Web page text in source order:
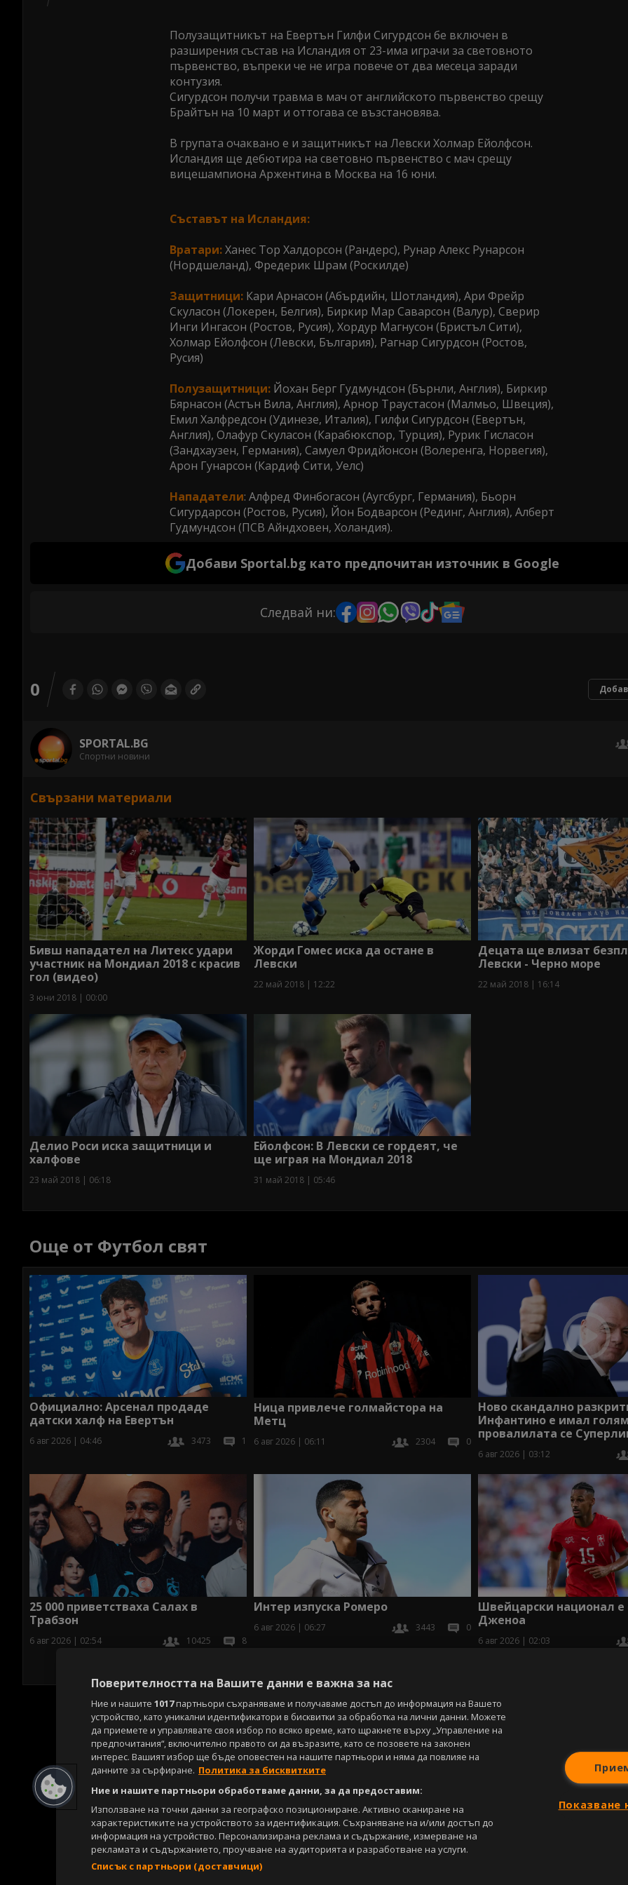
Полузащитникът на Евертън Гилфи Сигурдсон бе включен в
разширения състав на Исландия от 23-има играчи за световното
първенство, въпреки че не игра повече от два месеца заради
контузия.
Сигурдсон получи травма в мач от английското първенство срещу
Брайтън на 10 март и оттогава се възстановява.
В групата очаквано е и защитникът на Левски Холмар Ейолфсон.
Исландия ще дебютира на световно първенство с мач срещу
вицешампиона Аржентина в Москва на 16 юни.
Съставът на Исландия:
Вратари:Ханес Тор Халдорсон (Рандерс), Рунар Алекс Рунарсон
(Нордшеланд), Фредерик Шрам (Роскилде)
Защитници: Кари Арнасон (Абърдийн, Шотландия), Ари Фрейр
Скуласон (Локерен, Белгия), Биркир Мар Саварсон (Валур), Сверир
Инги Ингасон (Ростов, Русия), Хордур Магнусон (Бристъл Сити),
Холмар Ейолфсон (Левски, България), Рагнар Сигурдсон (Ростов,
Русия)
Полузащитници: Йохан Берг Гудмундсон (Бърнли, Англия), Биркир
Бярнасон (Астън Вила, Англия), Арнор Траустасон (Малмьо, Швеция),
Емил Халфредсон (Удинезе, Италия), Гилфи Сигурдсон (Евертън,
Англия), Олафур Скуласон (Карабюкспор, Турция), Рурик Гисласон
(Зандхаузен, Германия), Самуел Фридйонсон (Волеренга, Норвегия),
Арон Гунарсон (Кардиф Сити, Уелс)
Нападатели: Алфред Финбогасон (Аугсбург, Германия), Бьорн
Сигурдарсон (Ростов, Русия), Йон Бодварсон (Рединг, Англия), Алберт
Гудмундсон (ПСВ Айндховен, Холандия).
Добави Sportal.bg като предпочитан източник в Google
Следвай ни:
0
SPORTAL.BG
Спортни новини
Свързани материали
Бивш нападател на Литекс удари
участник на Мондиал 2018 с красив
гол (видео)
3 юни 2018 | 00:00
Жорди Гомес иска да остане в
Левски
22 май 2018 | 12:22
Децата ще влизат
Левски - Черно море
22 май 2018 | 16:14
Делио Роси иска защитници и
халфове
23 май 2018 | 06:18
Ейолфсон: В Левски се гордеят, че
ще играя на Мондиал 2018
31 май 2018 | 05:46
Още от Футбол свят
Официално: Арсенал продаде
датски халф на Евертън
6 авг 2026 | 04:46 3473 1
Ница привлече голмайстора на
Метц
6 авг 2026 | 06:11 2304 0
Ново скандално
Инфантино е имал
провалилата се
6 авг 2026 | 03:12
25 000 приветстваха Салах в
Трабзон
6 авг 2026 | 02:54 10425 8
Интер изпуска Ромеро
6 авг 2026 | 06:27 3443 0
Швейцарски национал е
Дженоа
6 авг 2026 | 02:03
Поверителността на Вашите данни е важна за нас
Ние и нашите 1017партньори съхраняваме и получаваме достъп до информация на Вашето
устройство, като уникални идентификатори в бисквитки за обработка на лични данни. Можете
да приемете и управлявате своя избор по всяко време, като щракнете върху „Управление на
предпочитания“, включително правото си да възразите, като се позовете на законен
интерес. Вашият избор ще бъде оповестен на нашите партньори и няма да повлияе на
данните за сърфиране. Политика за бисквитките
Ние и нашите партньори обработваме данни, за да предоставим:
Използване на точни данни за географско позициониране. Активно сканиране на
характеристиките на устройството за идентификация. Съхраняване на и/или достъп до
информация на устройство. Персонализирана реклама и съдържание, измерване на
рекламата и съдържанието, проучване на аудиторията и разработване на услуги.
Списък с партньори (доставчици)
Показване